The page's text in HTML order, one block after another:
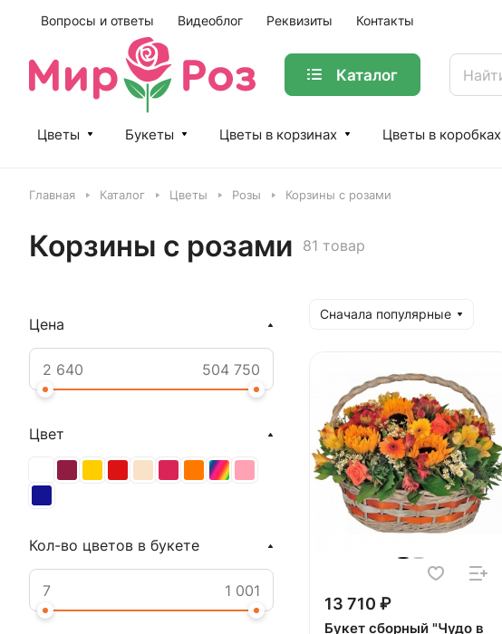
Вопросы и ответы Видеоблог Реквизиты Контакты
Каталог
Цветы Букеты Цветы в корзинах Цветы в коробках
Главная Каталог Цветы Розы Корзины с розами
Корзины с розами 81 товар
Сначала популярные
13 710 ₽
Букет сборный "Чудо в
Цена
Цвет
Кол-во цветов в букете